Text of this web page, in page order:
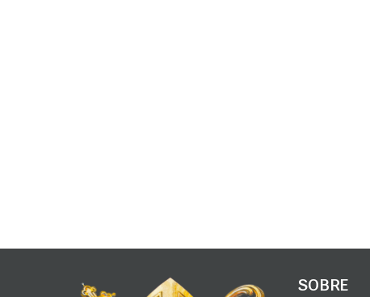
SOBRE